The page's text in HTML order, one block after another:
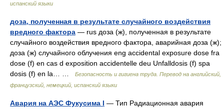
испанский языки
доза, полученная в результате случайного воздействия
вредного фактора — rus доза (ж), полученная в результате
случайного воздействия вредного фактора, аварийная доза (ж);
доза (ж) случайного облучения eng accidental exposure dose fra
dose (f) en cas d exposition accidentelle deu Unfalldosis (f) spa
dosis (f) en la… …
Безопасность и гигиена труда. Перевод на английский,
французский, немецкий, испанский языки
Авария на АЭС Фукусима I — Тип Радиационная авария